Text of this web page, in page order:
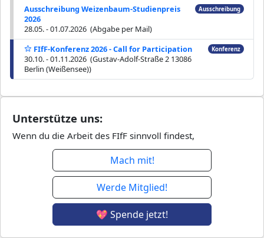
Ausschreibung Weizenbaum-Studienpreis
2026
28.05. - 01.07.2026 (Abgabe per Mail)
Ausschreibung
FIfF-Konferenz 2026 - Call for Participation
30.10. - 01.11.2026 (Gustav-Adolf-Straße 2 13086
Berlin (Weißensee))
Konferenz
Unterstütze uns:
Wenn du die Arbeit des FIfF sinnvoll findest,
Mach mit!
Werde Mitglied!
💖 Spende jetzt!